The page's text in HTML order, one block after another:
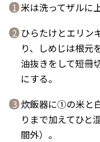
新鮮一番
『踊り節』
1 米は洗ってザルに
2 ひらたけとエリン
り、しめじは根元
油抜きをして短冊
にする。
3 炊飯器に①の米と
りまで加えてひと
間外）。